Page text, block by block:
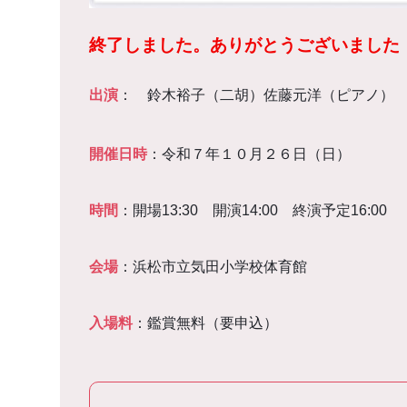
終了しました。ありがとうございました
出演： 鈴木裕子（二胡）佐藤元洋（ピアノ）
開催日時：令和７年１０月２６日（日）
時間 ：開場13:30 開演14:00 終演予定16:00
会場：浜松市立気田小学校体育館
入場料：鑑賞無料（要申込）